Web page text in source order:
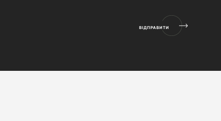
ВІДПРАВИТИ